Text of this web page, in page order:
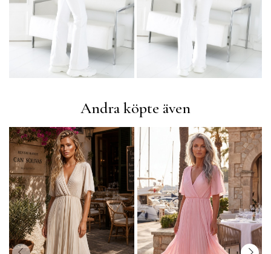
Andra köpte även